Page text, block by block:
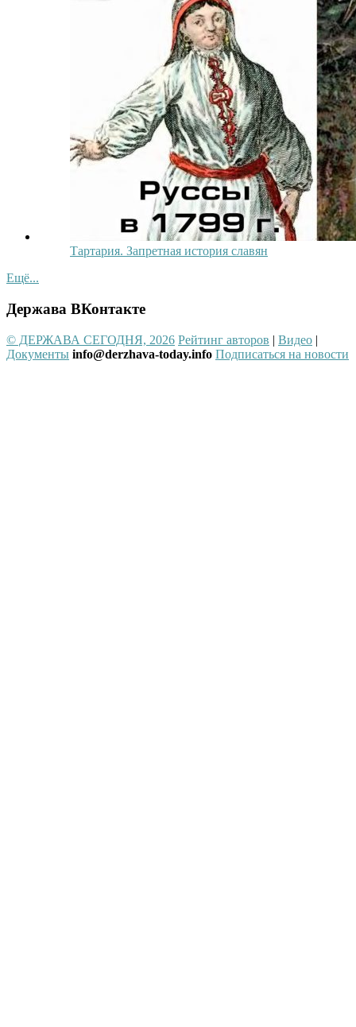
Тартария. Запретная история славян
Ещё...
Держава ВКонтакте
© ДЕРЖАВА СЕГОДНЯ, 2026 Рейтинг авторов | Видео |
Документы info@derzhava-today.info Подписаться на новости